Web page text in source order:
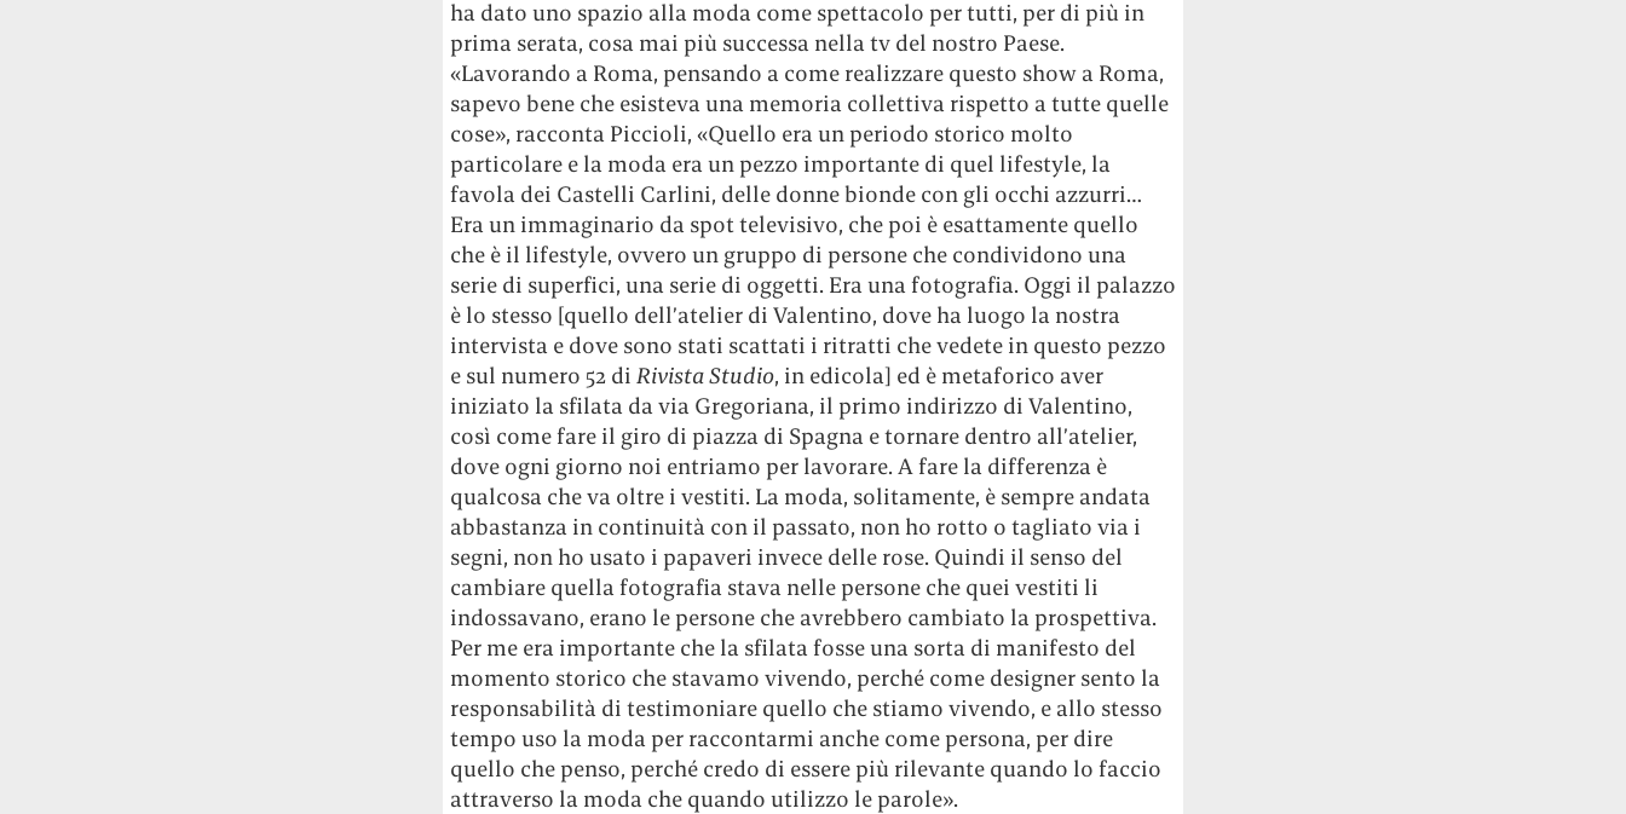
ha dato uno spazio alla moda come spettacolo per tutti, per di più in
prima serata, cosa mai più successa nella tv del nostro Paese.
«Lavorando a Roma, pensando a come realizzare questo show a Roma,
sapevo bene che esisteva una memoria collettiva rispetto a tutte quelle
cose», racconta Piccioli, «Quello era un periodo storico molto
particolare e la moda era un pezzo importante di quel lifestyle, la
favola dei Castelli Carlini, delle donne bionde con gli occhi azzurri…
Era un immaginario da spot televisivo, che poi è esattamente quello
che è il lifestyle, ovvero un gruppo di persone che condividono una
serie di superfici, una serie di oggetti. Era una fotografia. Oggi il palazzo
è lo stesso [quello dell’atelier di Valentino, dove ha luogo la nostra
intervista e dove sono stati scattati i ritratti che vedete in questo pezzo
e sul numero 52 di Rivista Studio, in edicola] ed è metaforico aver
iniziato la sfilata da via Gregoriana, il primo indirizzo di Valentino,
così come fare il giro di piazza di Spagna e tornare dentro all’atelier,
dove ogni giorno noi entriamo per lavorare. A fare la differenza è
qualcosa che va oltre i vestiti. La moda, solitamente, è sempre andata
abbastanza in continuità con il passato, non ho rotto o tagliato via i
segni, non ho usato i papaveri invece delle rose. Quindi il senso del
cambiare quella fotografia stava nelle persone che quei vestiti li
indossavano, erano le persone che avrebbero cambiato la prospettiva.
Per me era importante che la sfilata fosse una sorta di manifesto del
momento storico che stavamo vivendo, perché come designer sento la
responsabilità di testimoniare quello che stiamo vivendo, e allo stesso
tempo uso la moda per raccontarmi anche come persona, per dire
quello che penso, perché credo di essere più rilevante quando lo faccio
attraverso la moda che quando utilizzo le parole».